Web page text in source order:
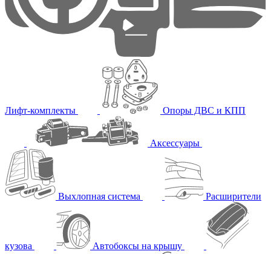
Лифт-комплекты Опоры ДВС и КПП
Аксессуары
Выхлопная система Расширители
кузова Автобоксы на крышу